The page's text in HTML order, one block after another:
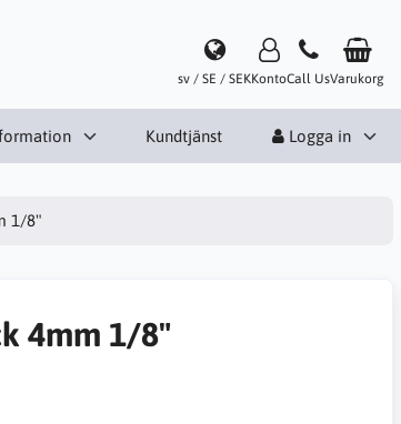
sv / SE / SEKKontoCall UsVarukorg
Kundtjänst Logga in
1/8"
4mm 1/8"